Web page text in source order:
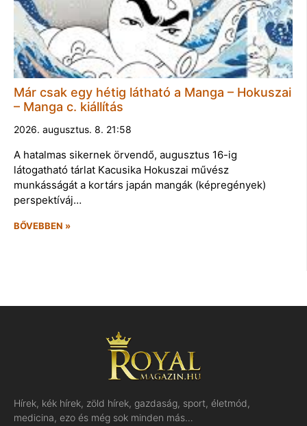
Már csak egy hétig látható a Manga – Hokuszai
– Manga c. kiállítás
2026. augusztus. 8. 21:58
A hatalmas sikernek örvendő, augusztus 16-ig
látogatható tárlat Kacusika Hokuszai művész
munkásságát a kortárs japán mangák (képregények)
perspektíváj…
BŐVEBBEN »
Hírek, kék hírek, zöld hírek, gazdaság, sport, életmód,
medicina, ezo és még sok minden más…